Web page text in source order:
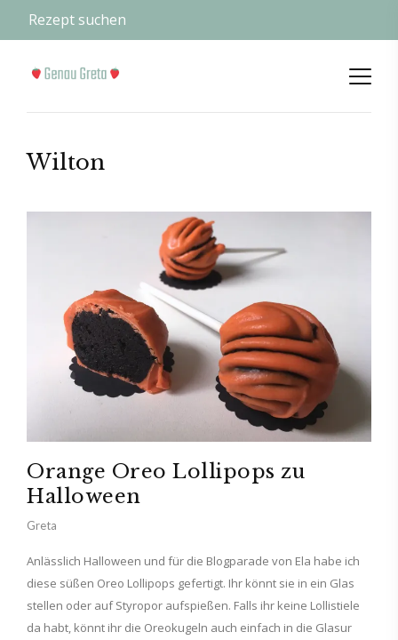
Wilton
Orange Oreo Lollipops zu
Halloween
Greta
Anlässlich Halloween und für die Blogparade von Ela habe ich
diese süßen Oreo Lollipops gefertigt. Ihr könnt sie in ein Glas
stellen oder auf Styropor aufspießen. Falls ihr keine Lollistiele
da habt, könnt ihr die Oreokugeln auch einfach in die Glasur